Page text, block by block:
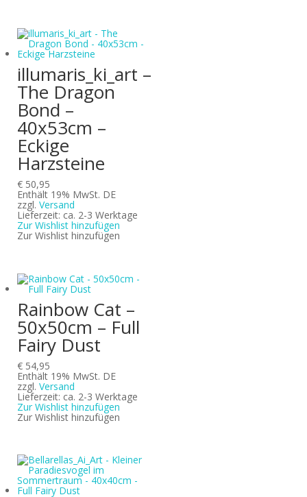
illumaris_ki_art –
The Dragon
Bond –
40x53cm –
Eckige
Harzsteine
€ 50,95
Enthält 19% MwSt. DE
zzgl.Versand
Lieferzeit: ca. 2-3 Werktage
Zur Wishlist hinzufügen
Zur Wishlist hinzufügen
Rainbow Cat –
50x50cm – Full
Fairy Dust
€ 54,95
Enthält 19% MwSt. DE
zzgl.Versand
Lieferzeit: ca. 2-3 Werktage
Zur Wishlist hinzufügen
Zur Wishlist hinzufügen